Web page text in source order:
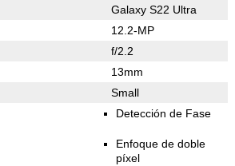
Galaxy S22 Ultra
12.2-MP
f/2.2
13mm
Small
Detección de Fase
Enfoque de doble
píxel